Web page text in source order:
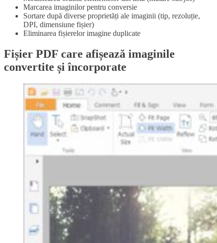
Marcarea imaginilor pentru conversie
Sortare după diverse proprietăți ale imaginii (tip, rezoluție,
DPI, dimensiune fișier)
Eliminarea fișierelor imagine duplicate
Fișier PDF care afișează imaginile
convertite și încorporate